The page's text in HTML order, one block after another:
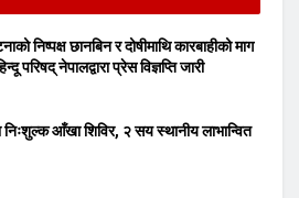
निष्पक्ष छानबिन र दोषीमाथि कारबाहीको माग
परिषद् नेपालद्वारा प्रेस विज्ञप्ति जारी
आँखा शिविर, २ सय स्थानीय लाभान्वित